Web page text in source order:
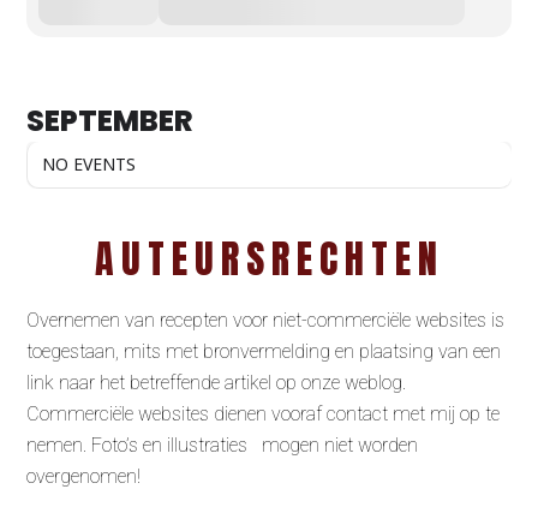
SEPTEMBER
NO EVENTS
AUTEURSRECHTEN
Overnemen van recepten voor niet-commerciële websites is
toegestaan, mits met bronvermelding en plaatsing van een
link naar het betreffende artikel op onze weblog.
Commerciële websites dienen vooraf contact met mij op te
nemen. Foto’s en illustraties mogen niet worden
overgenomen!